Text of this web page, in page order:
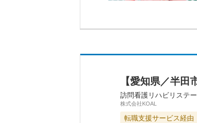
【愛知県／半
訪問看護リハビリステ
株式会社KOAL
転職支援サービス経由